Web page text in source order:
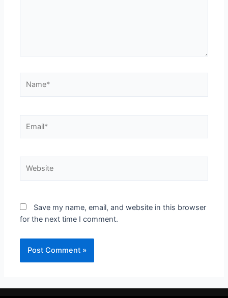
Save my name, email, and website in this browser
for the next time I comment.